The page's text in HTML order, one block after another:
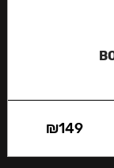
₪149